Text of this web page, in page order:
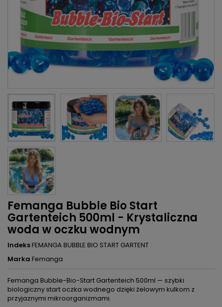
Femanga Bubble Bio Start
Gartenteich 500ml - Krystaliczna
woda w oczku wodnym
IndeksFEMANGA BUBBLE BIO START GARTENT
Marka Femanga
Femanga Bubble-Bio-Start Gartenteich 500ml — szybki
biologiczny start oczka wodnego dzięki żelowym kulkom z
przyjaznymi mikroorganizmami.